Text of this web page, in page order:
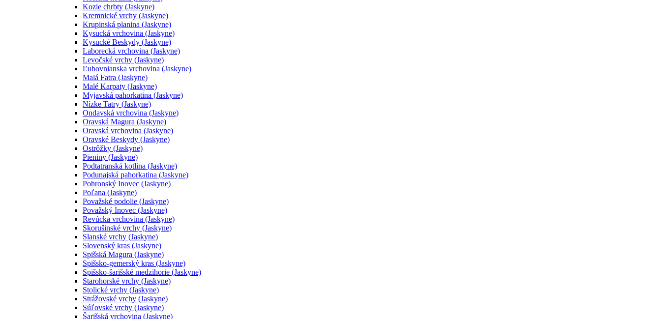
Kozie chrbty (Jaskyne)
Kremnické vrchy (Jaskyne)
Krupinská planina (Jaskyne)
Kysucká vrchovina (Jaskyne)
Kysucké Beskydy (Jaskyne)
Laborecká vrchovina (Jaskyne)
Levočské vrchy (Jaskyne)
Ľubovnianska vrchovina (Jaskyne)
Malá Fatra (Jaskyne)
Malé Karpaty (Jaskyne)
Myjavská pahorkatina (Jaskyne)
Nízke Tatry (Jaskyne)
Ondavská vrchovina (Jaskyne)
Oravská Magura (Jaskyne)
Oravská vrchovina (Jaskyne)
Oravské Beskydy (Jaskyne)
Ostrôžky (Jaskyne)
Pieniny (Jaskyne)
Podtatranská kotlina (Jaskyne)
Podunajská pahorkatina (Jaskyne)
Pohronský Inovec (Jaskyne)
Poľana (Jaskyne)
Považské podolie (Jaskyne)
Považský Inovec (Jaskyne)
Revúcka vrchovina (Jaskyne)
Skorušinské vrchy (Jaskyne)
Slanské vrchy (Jaskyne)
Slovenský kras (Jaskyne)
Spišská Magura (Jaskyne)
Spišsko-gemerský kras (Jaskyne)
Spišsko-šarišské medzihorie (Jaskyne)
Starohorské vrchy (Jaskyne)
Stolické vrchy (Jaskyne)
Strážovské vrchy (Jaskyne)
Súľovské vrchy (Jaskyne)
Šarišská vrchovina (Jaskyne)